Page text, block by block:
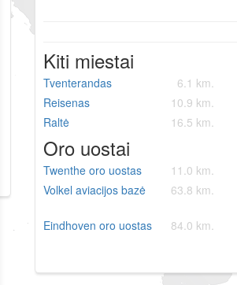
Kiti miestai
Tventerandas 6.1 km.
Reisenas
10.9 km.
Raltė
16.5 km.
Oro uostai
Twenthe oro uostas 11.0 km.
Volkel aviacijos bazė
63.8 km.
Eindhoven oro uostas
84.0 km.